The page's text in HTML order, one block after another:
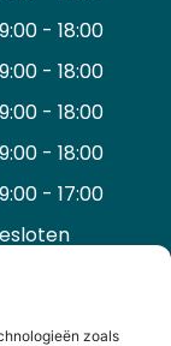
zoals
- 18:00
- 18:00
- 18:00
- 18:00
- 17:00